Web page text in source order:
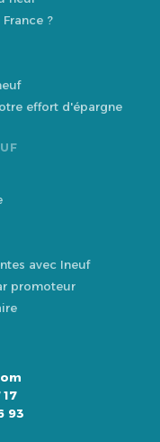
?
effort d'épargne
avec Ineuf
promoteur
17
93